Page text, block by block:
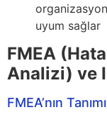
uyum sağlar
FMEA
Analizi) ve
FMEA’nın